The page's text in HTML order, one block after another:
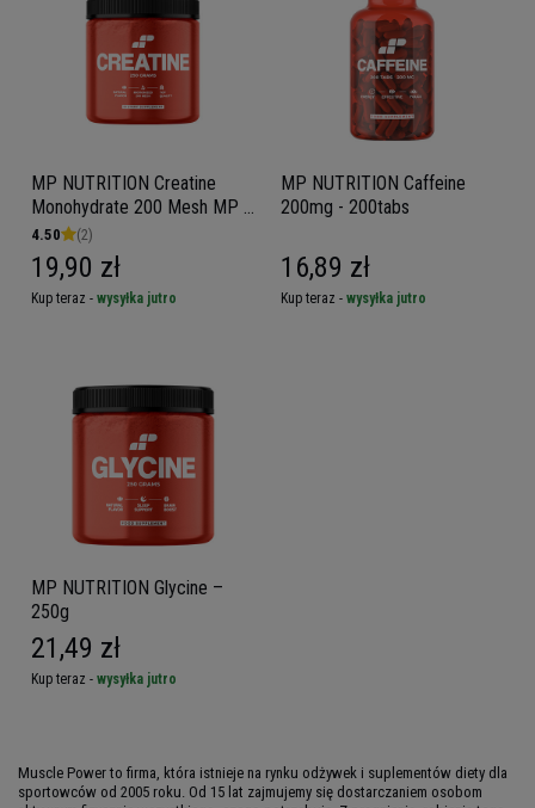
MP NUTRITION Creatine
Monohydrate 200 Mesh MP -
250g
4.50 (2)
19,90 zł
Kup teraz - wysyłka jutro
MP NUTRITION Caffeine
200mg - 200tabs
16,89 zł
Kup teraz - wysyłka jutro
MP NUTRITION Glycine –
250g
21,49 zł
Kup teraz - wysyłka jutro
Muscle Power to firma, która istnieje na rynku odżywek i suplementów diety dla
sportowców od 2005 roku. Od 15 lat zajmujemy się dostarczaniem osobom